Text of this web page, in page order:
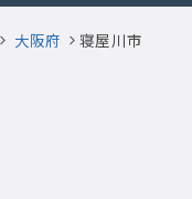
大阪府 寝屋川市